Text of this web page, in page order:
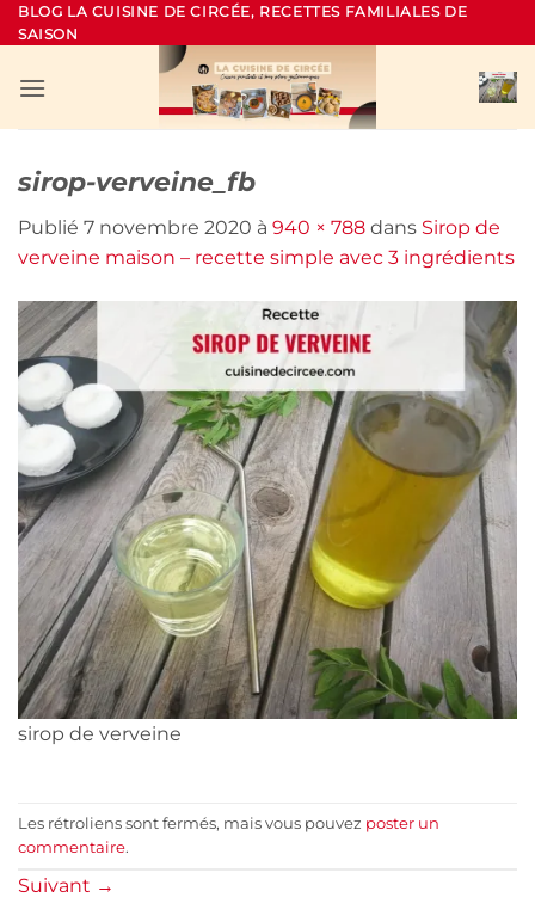
Passer
au
BLOG LA CUISINE DE CIRCÉE, RECETTES FAMILIALES DE
SAISON
sirop-verveine_fb
Publié 7 novembre 2020 à 940 × 788 dans Sirop de
verveine maison – recette simple avec 3 ingrédients
sirop de verveine
Les rétroliens sont fermés, mais vous pouvez poster un
commentaire.
Suivant →